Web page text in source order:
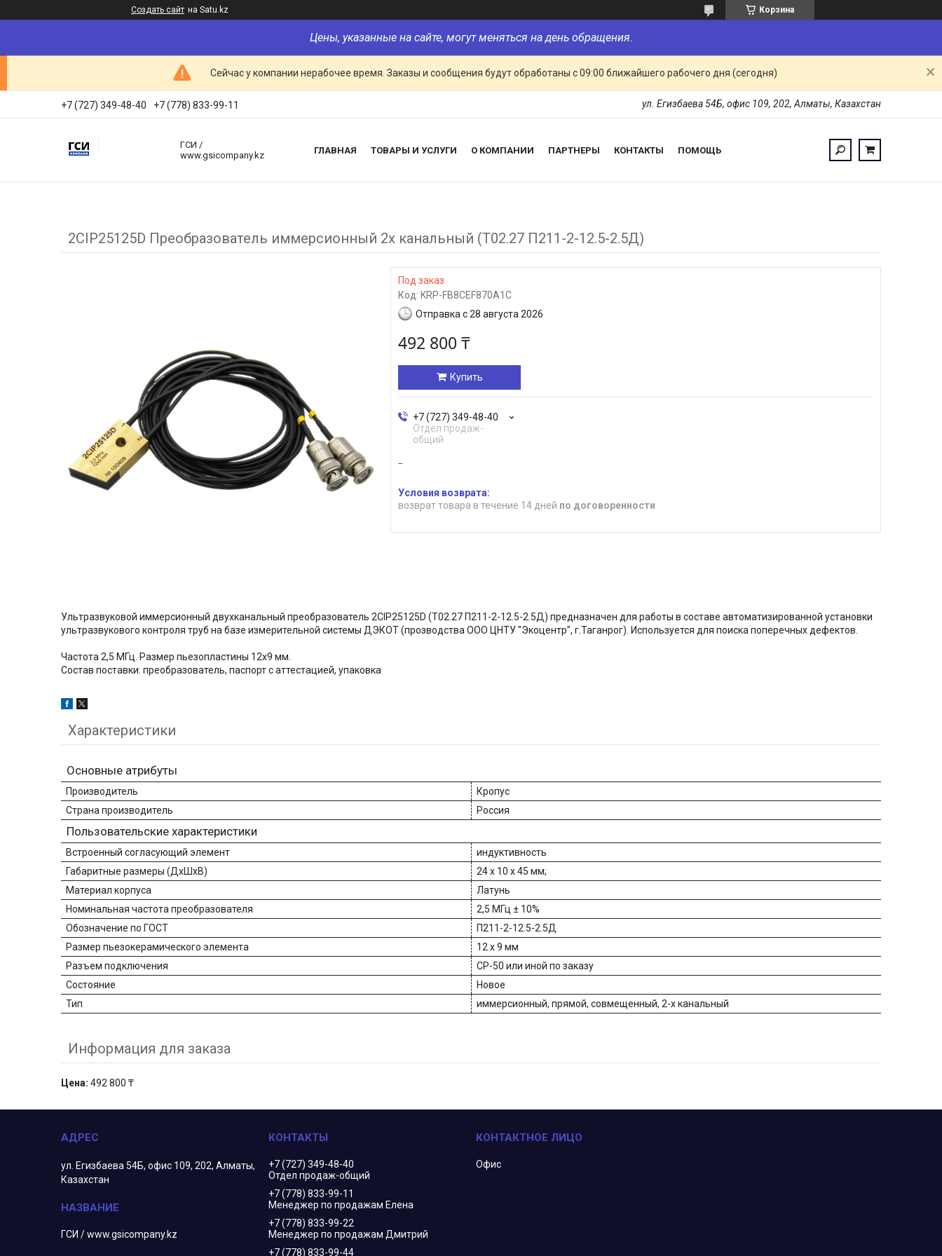
Создать сайт на Satu.kz Корзина
Цены, указанные на сайте, могут меняться на день обращения.
Сейчас у компании нерабочее время. Заказы и сообщения будут обработаны с 09:00 ближайшего рабочего дня (сегодня)
+7 (727) 349-48-40 +7 (778) 833-99-11 ул. Егизбаева 54Б, офис 109, 202, Алматы, Казахстан
ГСИ /
www.gsicompany.kz
ГЛАВНАЯ ТОВАРЫ И УСЛУГИ О КОМПАНИИ ПАРТНЕРЫ КОНТАКТЫ ПОМОЩЬ
2CIP25125D Преобразователь иммерсионный 2х канальный (Т02.27 П211-2-12.5-2.5Д)
Под заказ
Код: KRP-FB8CEF870A1C
Отправка с 28 августа 2026
492 800 ₸
Купить
+7 (727) 349-48-40
Отдел продаж-
общий
возврат товара в течение 14 дней по договоренности
Ультразвуковой иммерсионный двухканальный преобразователь 2СIP25125D (Т02.27 П211-2-12.5-2.5Д) предназначен для работы в составе автоматизированной установки
ультразвукового контроля труб на базе измерительной системы ДЭКОТ (прозводства ООО ЦНТУ "Экоцентр", г.Таганрог). Используется для поиска поперечных дефектов.
Частота 2,5 МГц. Размер пьезопластины 12х9 мм.
Состав поставки: преобразователь, паспорт с аттестацией, упаковка
Характеристики
Основные атрибуты
Производитель
Кропус
Страна производитель
Россия
Пользовательские характеристики
Встроенный согласующий элемент
индуктивность
Габаритные размеры (ДхШхВ)
24 х 10 х 45 мм;
Материал корпуса
Латунь
Номинальная частота преобразователя
2,5 МГц ± 10%
Обозначение по ГОСТ
П211-2-12.5-2.5Д
Размер пьезокерамического элемента
12 х 9 мм
Разъем подключения
СР-50 или иной по заказу
Состояние
Новое
Тип
иммерсионный, прямой, совмещенный, 2-х канальный
Информация для заказа
Цена: 492 800 ₸
ул. Егизбаева 54Б, офис 109, 202, Алматы,
Казахстан
ГСИ / www.gsicompany.kz
+7 (727) 349-48-40
Отдел продаж-общий
+7 (778) 833-99-11
Менеджер по продажам Елена
+7 (778) 833-99-22
Менеджер по продажам Дмитрий
+7 (778) 833-99-44
Офис